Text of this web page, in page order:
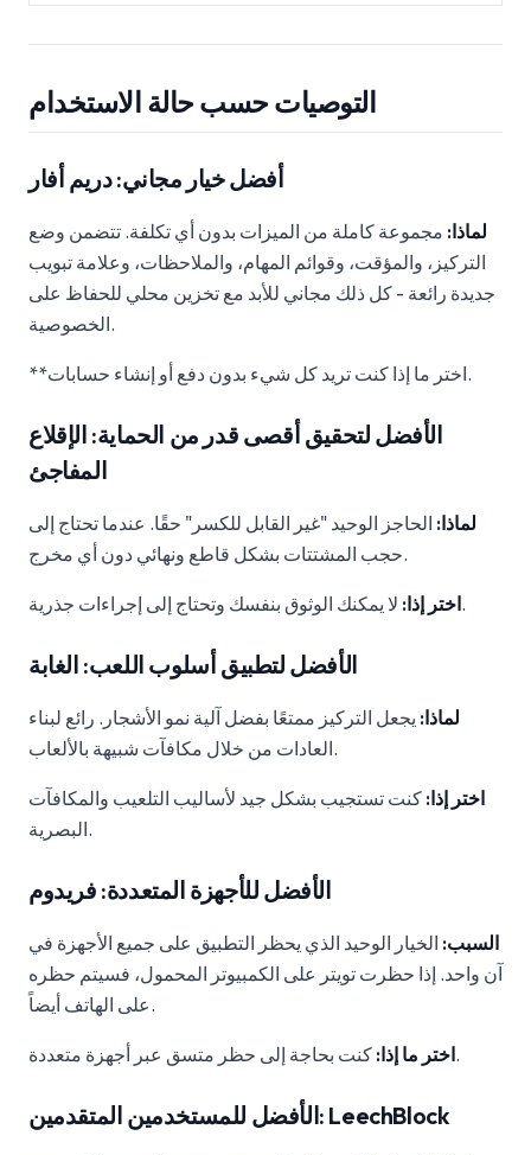
التوصيات حسب حالة الاستخدام
أفضل خيار مجاني: دريم أفار
لماذا: مجموعة كاملة من الميزات بدون أي تكلفة. تتضمن وضع
التركيز، والمؤقت، وقوائم المهام، والملاحظات، وعلامة تبويب
جديدة رائعة - كل ذلك مجاني للأبد مع تخزين محلي للحفاظ على
الخصوصية.
**اختر ما إذا كنت تريد كل شيء بدون دفع أو إنشاء حسابات.
الأفضل لتحقيق أقصى قدر من الحماية: الإقلاع
المفاجئ
لماذا: الحاجز الوحيد "غير القابل للكسر" حقًا. عندما تحتاج إلى
حجب المشتتات بشكل قاطع ونهائي دون أي مخرج.
اختر إذا:لا يمكنك الوثوق بنفسك وتحتاج إلى إجراءات جذرية.
الأفضل لتطبيق أسلوب اللعب: الغابة
لماذا: يجعل التركيز ممتعًا بفضل آلية نمو الأشجار. رائع لبناء
العادات من خلال مكافآت شبيهة بالألعاب.
اختر إذا: كنت تستجيب بشكل جيد لأساليب التلعيب والمكافآت
البصرية.
الأفضل للأجهزة المتعددة: فريدوم
السبب: الخيار الوحيد الذي يحظر التطبيق على جميع الأجهزة في
آن واحد. إذا حظرت تويتر على الكمبيوتر المحمول، فسيتم حظره
على الهاتف أيضاً.
اختر ما إذا:كنت بحاجة إلى حظر متسق عبر أجهزة متعددة.
الأفضل للمستخدمين المتقدمين: LeechBlock